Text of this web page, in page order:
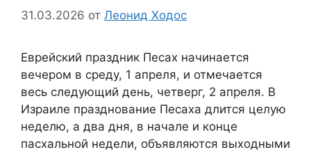
31.03.2026 от Леонид Ходос
Еврейский праздник Песах начинается
вечером в среду, 1 апреля, и отмечается
весь следующий день, четверг, 2 апреля. В
Израиле празднование Песаха длится целую
неделю, а два дня, в начале и конце
пасхальной недели, объявляются выходными